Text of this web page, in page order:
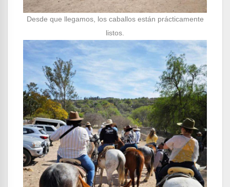
Desde que llegamos, los caballos están prácticamente
listos.